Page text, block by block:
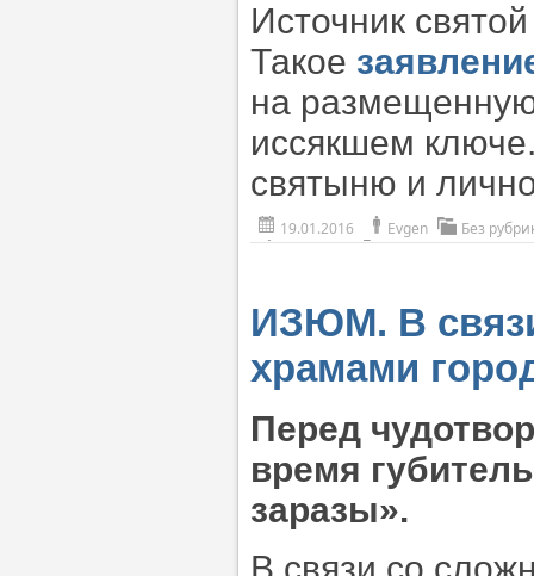
Источник
Такое
на
иссякшем
святыню и
19.01.2016 Evgen Без
ИЗЮМ. В
храмами
Перед
время
заразы».